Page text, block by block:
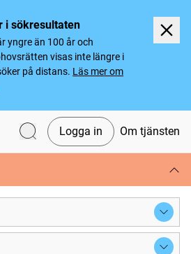
i sökresultaten
yngre än 100 år och
visas inte längre i
på distans. Läs mer om
Logga in Om tjänsten